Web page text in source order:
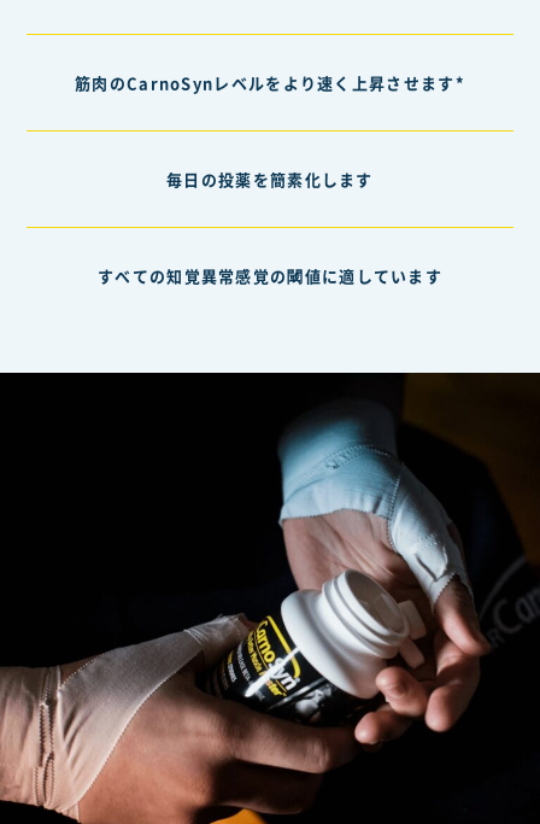
筋肉のCarnoSynレベルをより速く上昇させます*
毎日の投薬を簡素化します
すべての知覚異常感覚の閾値に適しています